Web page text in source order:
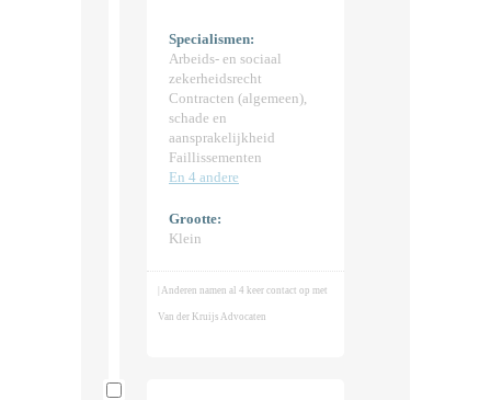
Specialismen:
Arbeids- en sociaal
zekerheidsrecht
Contracten (algemeen),
schade en
aansprakelijkheid
Faillissementen
En 4 andere
Grootte:
Klein
| Anderen namen al 4 keer contact op met
Van der Kruijs Advocaten